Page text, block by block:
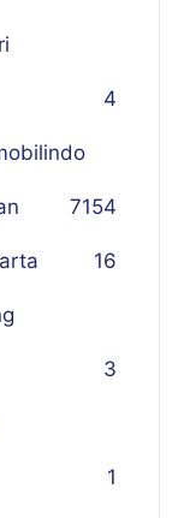
4
154
7
16
3
1